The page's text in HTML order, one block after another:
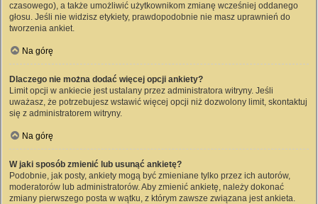
czasowego), a także umożliwić użytkownikom zmianę wcześniej oddanego
głosu. Jeśli nie widzisz etykiety, prawdopodobnie nie masz uprawnień do
tworzenia ankiet.
Na górę
Dlaczego nie można dodać więcej opcji ankiety?
Limit opcji w ankiecie jest ustalany przez administratora witryny. Jeśli
uważasz, że potrzebujesz wstawić więcej opcji niż dozwolony limit, skontaktuj
się z administratorem witryny.
Na górę
W jaki sposób zmienić lub usunąć ankietę?
Podobnie, jak posty, ankiety mogą być zmieniane tylko przez ich autorów,
moderatorów lub administratorów. Aby zmienić ankietę, należy dokonać
zmiany pierwszego posta w wątku, z którym zawsze związana jest ankieta.